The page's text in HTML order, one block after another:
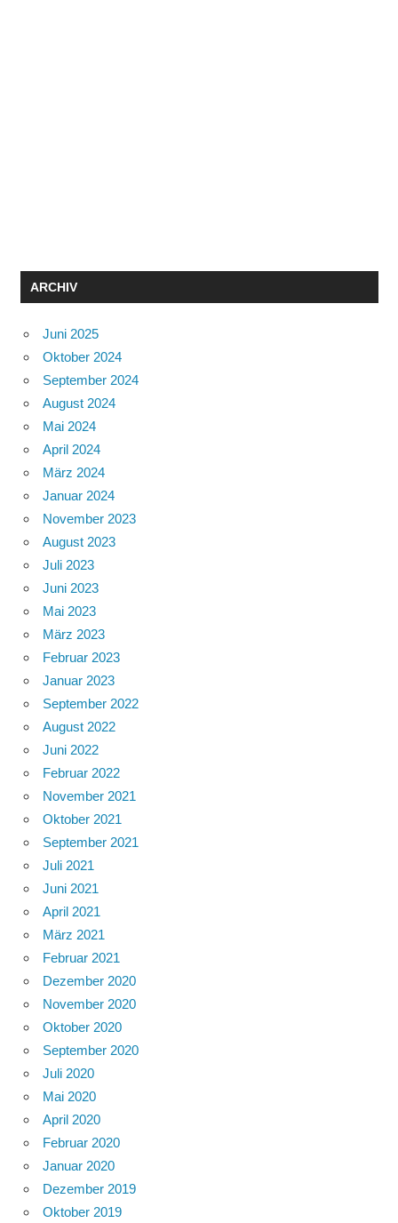
ARCHIV
Juni 2025
Oktober 2024
September 2024
August 2024
Mai 2024
April 2024
März 2024
Januar 2024
November 2023
August 2023
Juli 2023
Juni 2023
Mai 2023
März 2023
Februar 2023
Januar 2023
September 2022
August 2022
Juni 2022
Februar 2022
November 2021
Oktober 2021
September 2021
Juli 2021
Juni 2021
April 2021
März 2021
Februar 2021
Dezember 2020
November 2020
Oktober 2020
September 2020
Juli 2020
Mai 2020
April 2020
Februar 2020
Januar 2020
Dezember 2019
Oktober 2019